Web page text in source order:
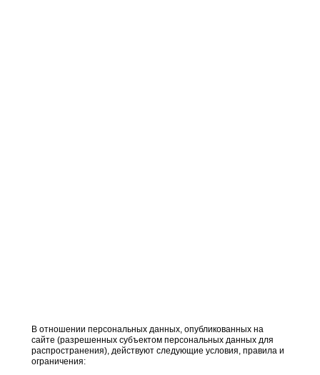
В отношении персональных данных, опубликованных на
сайте (разрешенных субъектом персональных данных для
распространения), действуют следующие условия, правила и
ограничения: